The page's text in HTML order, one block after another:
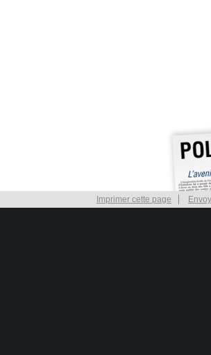
Imprimer cette page